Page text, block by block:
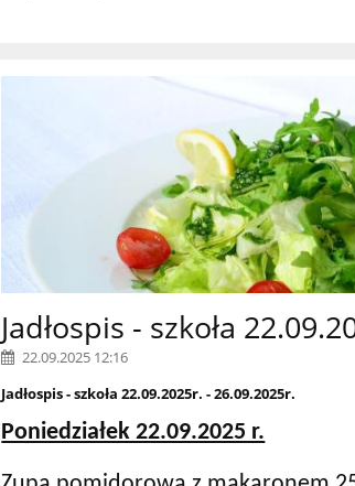
Jadłospis - szkoła
22.09.2025 12:16
Jadłospis - szkoła 22.09.2025r. - 26.09.2025r.
Poniedziałek 22.09.2025 r.